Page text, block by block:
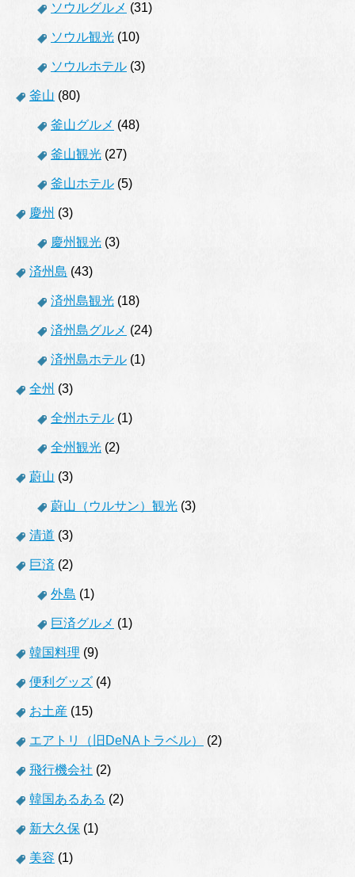
ソウルグルメ (31)
ソウル観光 (10)
ソウルホテル (3)
釜山 (80)
釜山グルメ (48)
釜山観光 (27)
釜山ホテル (5)
慶州 (3)
慶州観光 (3)
済州島 (43)
済州島観光 (18)
済州島グルメ (24)
済州島ホテル (1)
全州 (3)
全州ホテル (1)
全州観光 (2)
蔚山 (3)
蔚山（ウルサン）観光 (3)
清道 (3)
巨済 (2)
外島 (1)
巨済グルメ (1)
韓国料理 (9)
便利グッズ (4)
お土産 (15)
エアトリ（旧DeNAトラベル） (2)
飛行機会社 (2)
韓国あるある (2)
新大久保 (1)
美容 (1)